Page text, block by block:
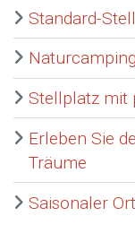
Standard-
Stellplatz mit
Erleben Sie
Träume
Saisonaler Ort